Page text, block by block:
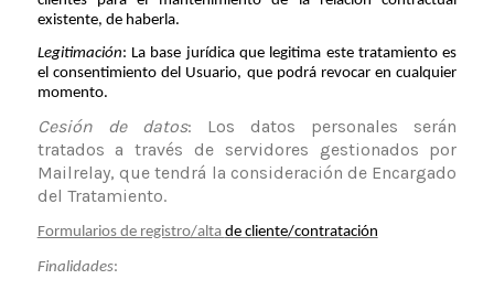
existente, de haberla.
Legitimación: La base jurídica que legitima este tratamiento es
el consentimiento del Usuario, que podrá revocar en cualquier
momento.
Cesión de datos: Los datos personales serán
tratados a través de servidores gestionados por
Mailrelay, que tendrá la consideración de Encargado
del Tratamiento.
Formularios de registro/alta de cliente/contratación
Finalidades: